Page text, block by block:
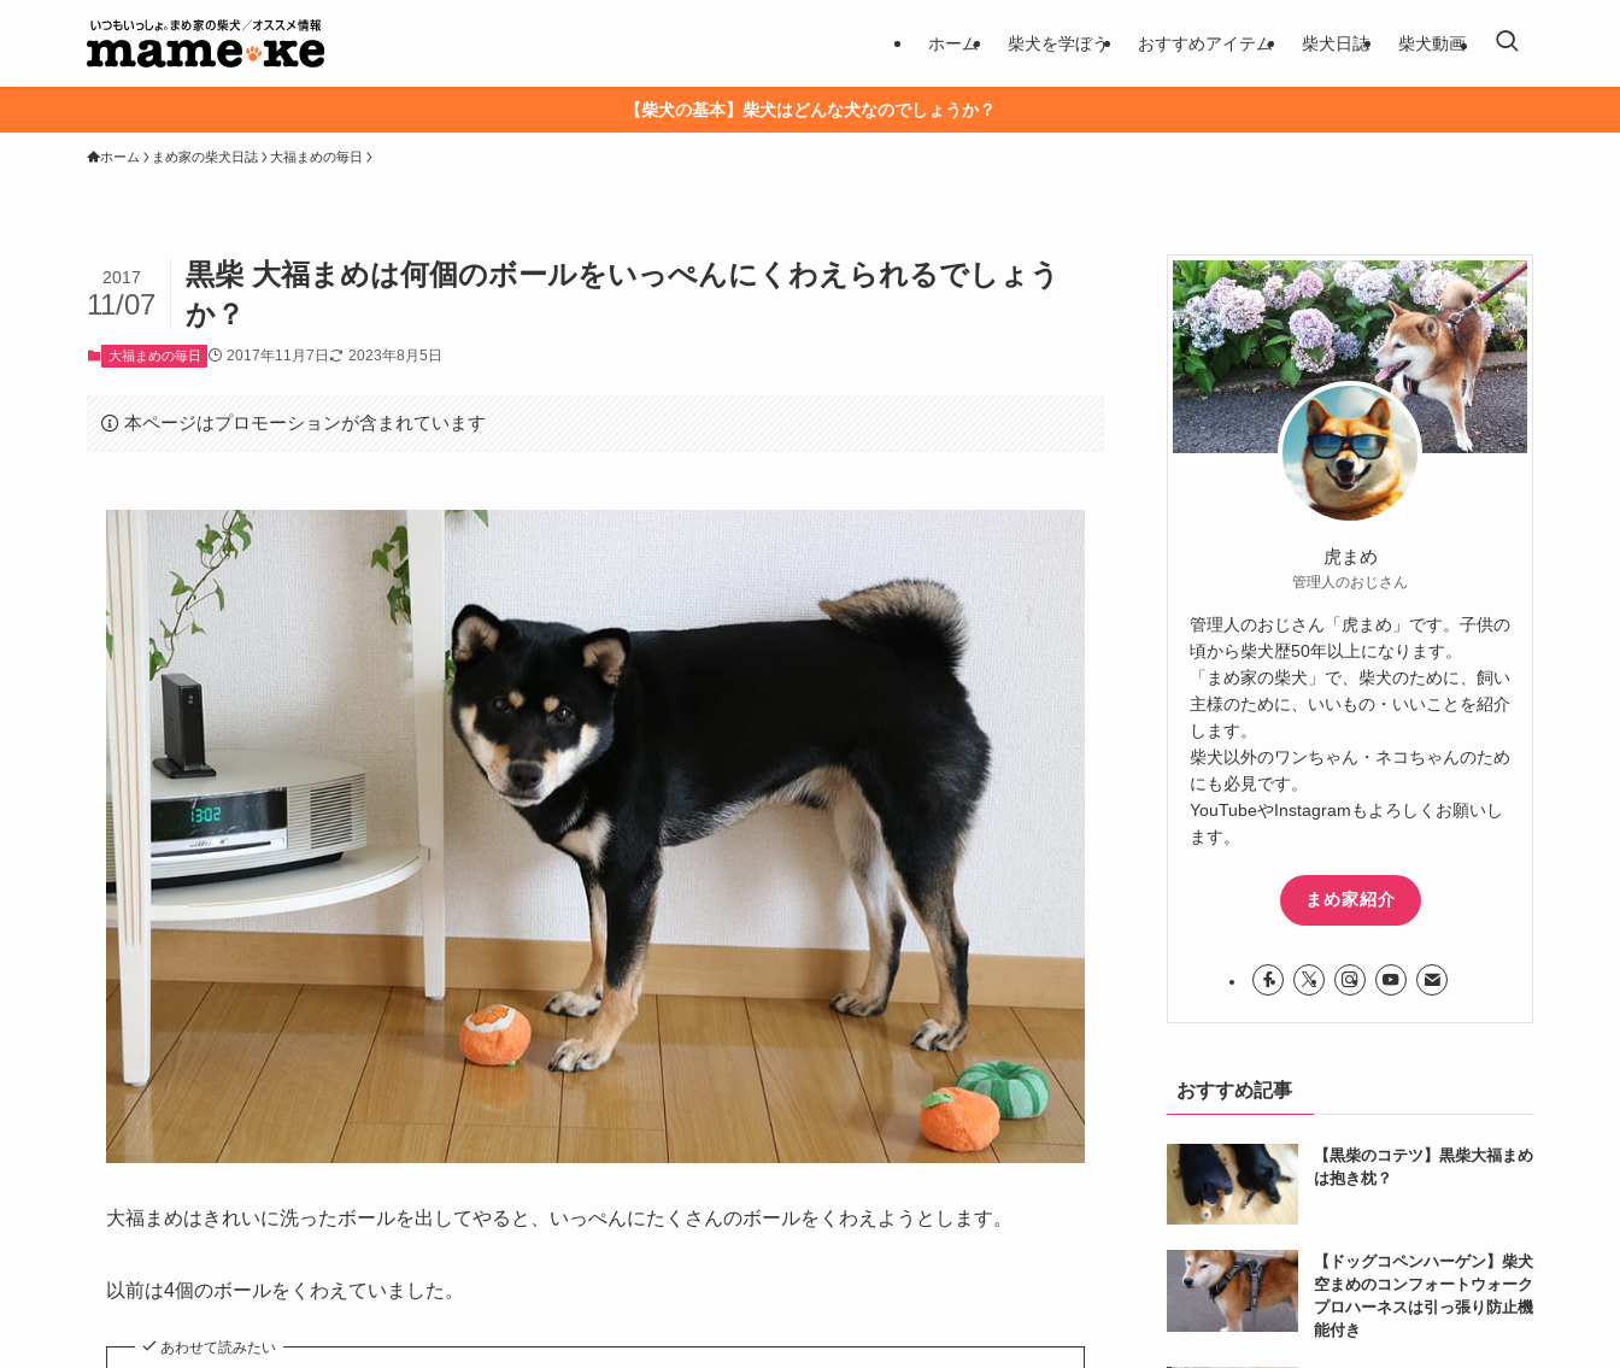
ホーム 柴犬を学ぼう おすすめアイテム 柴犬日誌 柴犬動画
【柴犬の基本】柴犬はどんな犬なのでしょうか？
ホーム まめ家の柴犬日誌 大福まめの毎日
黒柴 大福まめは何個のボールをいっぺんにくわえられるでしょう
か？
2017
11/07
大福まめの毎日 2017年11月7日 2023年8月5日
本ページはプロモーションが含まれています
大福まめはきれいに洗ったボールを出してやると、いっぺんにたくさんのボールをくわえようとします。
以前は4個のボールをくわえていました。
あわせて読みたい
虎まめ
管理人のおじさん
管理人のおじさん「虎まめ」です。子供の
頃から柴犬歴50年以上になります。
「まめ家の柴犬」で、柴犬のために、飼い
主様のために、いいもの・いいことを紹介
します。
柴犬以外のワンちゃん・ネコちゃんのため
にも必見です。
YouTubeやInstagramもよろしくお願いし
ます。
まめ家紹介
おすすめ記事
【黒柴のコテツ】黒柴大福まめ
は抱き枕？
【ドッグコペンハーゲン】柴犬
空まめのコンフォートウォーク
プロハーネスは引っ張り防止機
能付き